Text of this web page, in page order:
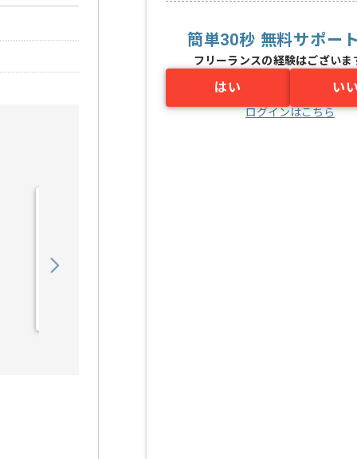
簡単30秒 無料サポー
フリーランスの経験はございま
はい い
ログインはこちら